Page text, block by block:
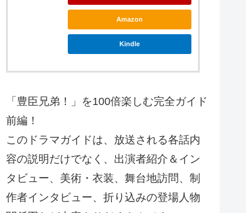
Amazon
Kindle
「豊臣兄弟！」を100倍楽しむ完全ガイド
前編！
このドラマガイドは、放送される各話内
容の説明だけでなく、出演者紹介＆イン
タビュー、美術・衣装、舞台地訪問、制
作者インタビュー、折り込みの登場人物